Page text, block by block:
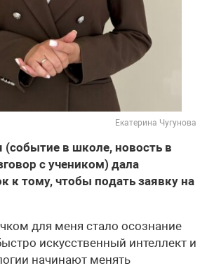
Екатерина Чугунова
(событие в школе, новость в
с учеником) дала
к тому, чтобы подать заявку на
для меня стало осознание
искусственный интеллект и
начинают менять